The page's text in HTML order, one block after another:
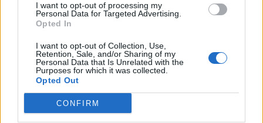
I want to opt-out of processing my
Personal Data for Targeted Advertising.
Opted In
I want to opt-out of Collection, Use,
Retention, Sale, and/or Sharing of my
Personal Data that Is Unrelated with the
Purposes for which it was collected.
Opted Out
CONFIRM
00:00
Leonardo Maria Del Vecchio dall'ex compagna
in ospedale. Le dichiarazioni ai giornalisti